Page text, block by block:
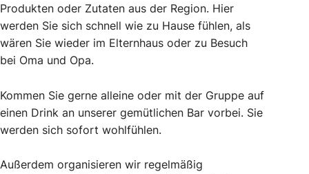
Produkten oder Zutaten aus der Region. Hier
werden Sie sich schnell wie zu Hause fühlen, als
wären Sie wieder im Elternhaus oder zu Besuch
bei Oma und Opa.
Kommen Sie gerne alleine oder mit der Gruppe auf
einen Drink an unserer gemütlichen Bar vorbei. Sie
werden sich sofort wohlfühlen.
Außerdem organisieren wir regelmäßig